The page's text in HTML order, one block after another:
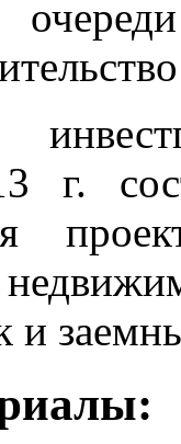
г.
и